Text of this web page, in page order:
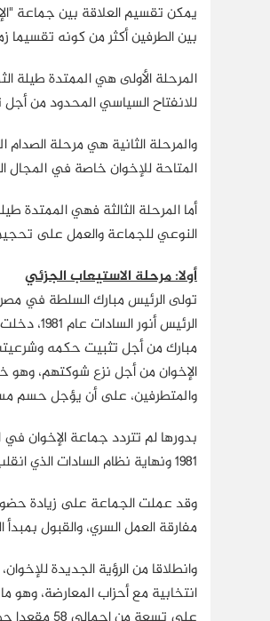
يمكن تقسيم العلاقة بين جماعة
بين الطرفين أكثر من كونه تقسيما
المرحلة الأولى هي الممتدة طيلة
للانفتاح السياسي المحدود من
والمرحلة الثانية هي مرحلة
المتاحة للإخوان خاصة في المجال
أما المرحلة الثالثة فهي الممتدة
النوعي للجماعة والعمل على
أولا: مرحلة الاستيعاب الجزئي
تولى الرئيس مبارك السلطة في
الرئيس
مبارك من أجل تثبيت حكمه
الإخوان من أجل نزع شوكتهم، وهو
والمتطرفين، على أن يؤجل حسم
بدورها لم تتردد جماعة الإخوان
1981 ونهاية نظام السادات الذي انقلب على الجماعة (مثلما فعل مع معظم القوى السياسية) أواخر أيامه.
وقد عملت الجماعة على زيادة
مفارقة العمل السري، والقبول